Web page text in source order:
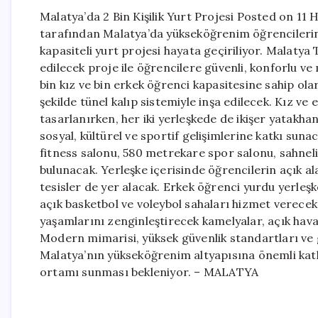
Malatya’da 2 Bin Kişilik Yurt Projesi Posted on 11
tarafından Malatya’da yükseköğrenim
kapasiteli yurt projesi hayata geçiriliyor. Malatya
edilecek proje ile öğrencilere güvenli, konforlu ve
bin kız ve bin erkek öğrenci kapasitesine sahip
şekilde tünel kalıp sistemiyle inşa edilecek. Kız
tasarlanırken, her iki yerleşkede de ikişer
sosyal, kültürel ve sportif gelişimlerine katkı
fitness salonu, 580 metrekare spor salonu,
bulunacak. Yerleşke içerisinde öğrencilerin açık
tesisler de yer alacak. Erkek öğrenci yurdu
açık basketbol ve voleybol sahaları hizmet
yaşamlarını zenginleştirecek kamelyalar, açık
Modern mimarisi, yüksek güvenlik standartları
Malatya’nın yükseköğrenim altyapısına önemli
ortamı sunması bekleniyor. – MALATYA